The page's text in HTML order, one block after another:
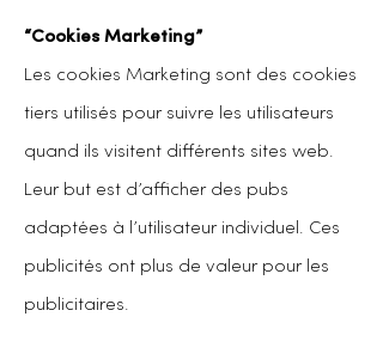
“Cookies Marketing”
Les cookies Marketing sont des cookies
tiers utilisés pour suivre les utilisateurs
quand ils visitent différents sites web.
Leur but est d’afficher des pubs
adaptées à l’utilisateur individuel. Ces
publicités ont plus de valeur pour les
publicitaires.